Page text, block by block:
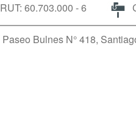
RUT: 60.703.000 - 6
Paseo Bulnes N° 418,